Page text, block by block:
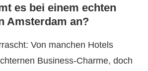
es bei einem echten
Amsterdam an?
Von manchen Hotels
Business-Charme, doch